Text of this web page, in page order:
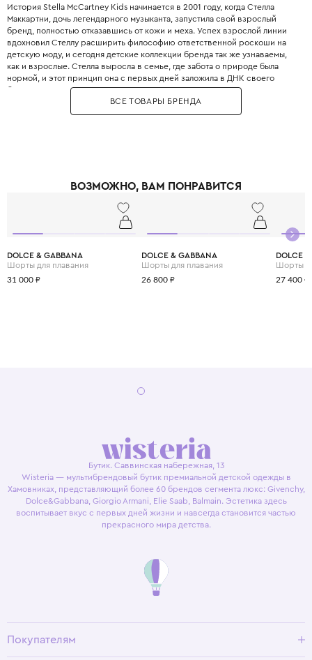
История Stella McCartney Kids начинается в 2001 году, когда Стелла
Маккартни, дочь легендарного музыканта, запустила свой взрослый
бренд, полностью отказавшись от кожи и меха. Успех взрослой линии
вдохновил Стеллу расширить философию ответственной роскоши на
детскую моду, и сегодня детские коллекции бренда так же узнаваемы,
как и взрослые. Стелла выросла в семье, где забота о природе была
нормой, и этот принцип она с первых дней заложила в ДНК своего
бренда. Бренд использует только инновационные экологичные
материалы: органический хлопок, переработанный полиэстер, вискозу
из вторичного сырья и запатентованные веганские материалы. Яркие
принципам slow fashion: каждая вещь остаётся актуальной не один
ВСЕ ТОВАРЫ БРЕНДА
ВОЗМОЖНО, ВАМ ПОНРАВИТСЯ
DOLCE & GABBANA
Шорты для плавания
31 000 ₽
DOLCE & GABBANA
Шорты для плавания
26 800 ₽
DOLCE
Шорты
27 400 ₽
Бутик. Саввинская набережная, 13
Wisteria — мультибрендовый бутик премиальной детской одежды в
Хамовниках, представляющий более 60 брендов сегмента люкс: Givenchy,
Dolce&Gabbana, Giorgio Armani, Elie Saab, Balmain. Эстетика здесь
воспитывает вкус с первых дней жизни и навсегда становится частью
прекрасного мира детства.
Покупателям